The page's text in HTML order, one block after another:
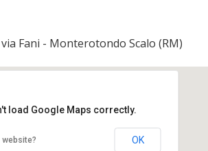
Fani - Monterotondo Scalo (RM)
load Google Maps correctly.
website? OK